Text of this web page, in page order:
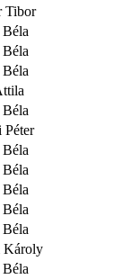
Tibor
Péter
Károly